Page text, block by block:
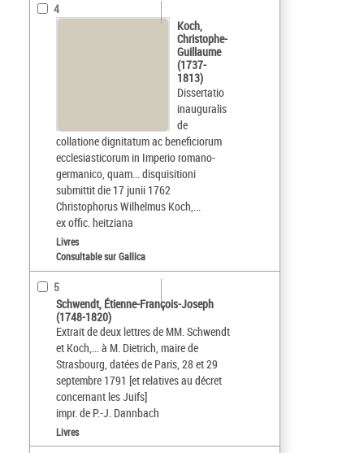
4
Koch,
Christophe-
Guillaume
(1737-
1813)
Dissertatio
inauguralis
de
collatione dignitatum ac beneficiorum
ecclesiasticorum in Imperio romano-
germanico, quam... disquisitioni
submittit die 17 junii 1762
Christophorus Wilhelmus Koch,...
ex offic. heitziana
Livres
Consultable sur Gallica
5
Schwendt, Étienne-François-Joseph
(1748-1820)
Extrait de deux lettres de MM. Schwendt
et Koch,... à M. Dietrich, maire de
Strasbourg, datées de Paris, 28 et 29
septembre 1791 [et relatives au décret
concernant les Juifs]
impr. de P.-J. Dannbach
Livres